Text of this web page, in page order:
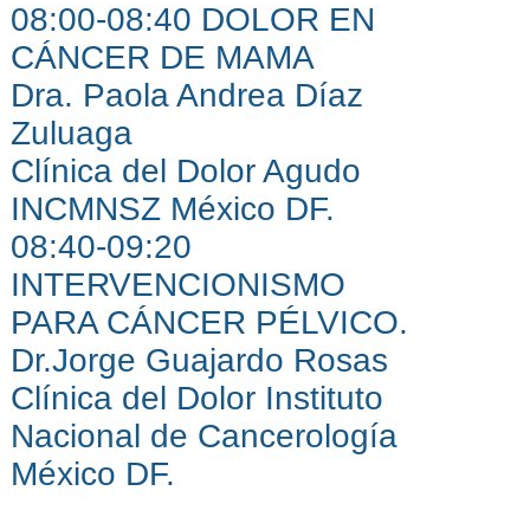
08:00-08:40 DOLOR EN
CÁNCER DE MAMA
Dra. Paola Andrea Díaz
Zuluaga
Clínica del Dolor Agudo
INCMNSZ México DF.
08:40-09:20
INTERVENCIONISMO
PARA CÁNCER PÉLVICO.
Dr.Jorge Guajardo Rosas
Clínica del Dolor Instituto
Nacional de Cancerología
México DF.